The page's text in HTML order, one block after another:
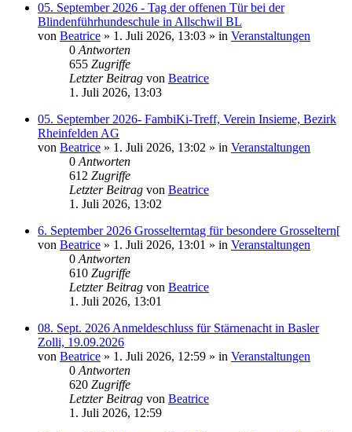
05. September 2026 - Tag der offenen Tür bei der
Blindenführhundeschule in Allschwil BL
von Beatrice » 1. Juli 2026, 13:03 » in Veranstaltungen
0 Antworten
655 Zugriffe
Letzter Beitrag von Beatrice
1. Juli 2026, 13:03
05. September 2026- FambiKi-Treff, Verein Insieme, Bezirk
Rheinfelden AG
von Beatrice » 1. Juli 2026, 13:02 » in Veranstaltungen
0 Antworten
612 Zugriffe
Letzter Beitrag von Beatrice
1. Juli 2026, 13:02
6. September 2026 Grosselterntag für besondere Grosseltern[
von Beatrice » 1. Juli 2026, 13:01 » in Veranstaltungen
0 Antworten
610 Zugriffe
Letzter Beitrag von Beatrice
1. Juli 2026, 13:01
08. Sept. 2026 Anmeldeschluss für Stärnenacht in Basler
Zolli, 19.09.2026
von Beatrice » 1. Juli 2026, 12:59 » in Veranstaltungen
0 Antworten
620 Zugriffe
Letzter Beitrag von Beatrice
1. Juli 2026, 12:59